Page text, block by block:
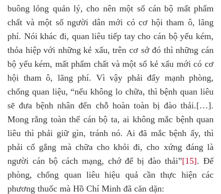
buông lỏng quản lý, cho nên một số cán bộ mất phẩm
chất và một số người dân mới có cơ hội tham ô, lãng
phí. Nói khác đi, quan liêu tiếp tay cho cán bộ yếu kém,
thỏa hiệp với những kẻ xấu, trên cơ sở đó thì những cán
bộ yếu kém, mất phẩm chất và một số kẻ xấu mới có cơ
hội tham ô, lãng phí. Vì vậy phải đẩy mạnh phòng,
chống quan liệu, “nếu không lo chữa, thì bệnh quan liêu
sẽ đưa bệnh nhân đến chỗ hoàn toàn bị đào thải.[…].
Mong rằng toàn thể cán bộ ta, ai không mắc bệnh quan
liêu thì phải giữ gìn, tránh nó. Ai đã mắc bệnh ấy, thì
phải cố gắng mà chữa cho khỏi đi, cho xứng đáng là
người cán bộ cách mạng, chớ để bị đào thải”[15]. Để
phòng, chống quan liêu hiệu quả cần thực hiện các
phương thuốc mà Hồ Chí Minh đã căn dặn: